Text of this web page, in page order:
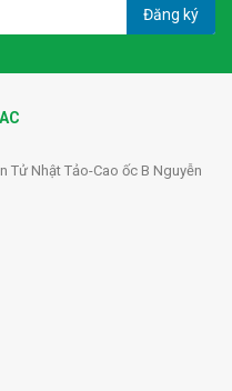
Đăng ký
Tử Nhật Tảo-Cao ốc B Nguyễn